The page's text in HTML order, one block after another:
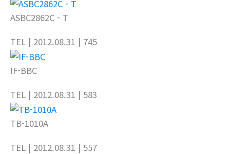
ASBC2862C - T
TEL | 2012.08.31 | 745
IF-BBC
TEL | 2012.08.31 | 583
TB-1010A
TEL | 2012.08.31 | 557